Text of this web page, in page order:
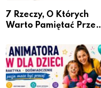
7 Rzeczy, O Których
Warto Pamiętać Przed